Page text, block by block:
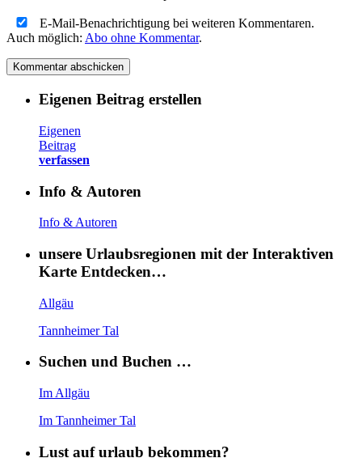
E-Mail-Benachrichtigung bei weiteren Kommentaren.
Auch möglich: Abo ohne Kommentar.
Eigenen Beitrag erstellen
Eigenen
Beitrag
verfassen
Info & Autoren
Info & Autoren
unsere Urlaubsregionen mit der Interaktiven
Karte Entdecken…
Allgäu
Tannheimer Tal
Suchen und Buchen …
Im Allgäu
Im Tannheimer Tal
Lust auf urlaub bekommen?